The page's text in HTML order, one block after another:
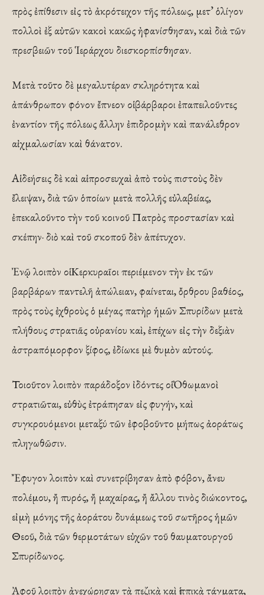
πρὸς ἐπίθεσιν εἰς τὸ ἀκρότειχον τῆς πόλεως, μετ’ ὁλίγον
πολλοὶ ἐξ αὐτῶν κακοὶ κακῶς ἠφανίσθησαν, καὶ διὰ τῶν
πρεσβειῶν τοῦ Ἱεράρχου διεσκορπίσθησαν.
Μετὰ τοῦτο δὲ μεγαλυτέραν σκληρότητα καὶ
ἀπάνθρωπον φόνον ἔπνεον οἱ βάρβαροι ἐπαπειλοῦντες
ἐναντίον τῆς πόλεως ἄλλην ἐπιδρομὴν καὶ πανάλεθρον
αἰχμαλωσίαν καὶ θάνατον.
Αἱ δεήσεις δὲ καὶ αἱ προσευχαὶ ἀπὸ τοὺς πιστοὺς δὲν
ἔλειψαν, διὰ τῶν ὁποίων μετὰ πολλῆς εὐλαβείας,
ἐπεκαλοῦντο τὴν τοῦ κοινοῦ Πατρὸς προστασίαν καὶ
σκέπην· διὸ καὶ τοῦ σκοποῦ δὲν ἀπέτυχον.
Ἐνῷ λοιπὸν οἱ Κερκυραῖοι περιέμενον τὴν ἐκ τῶν
βαρβάρων παντελῆ ἀπώλειαν, φαίνεται, ὄρθρου βαθέος,
πρὸς τοὺς ἐχθροὺς ὁ μέγας πατὴρ ἡμῶν Σπυρίδων μετὰ
πλήθους στρατιᾶς οὐρανίου καὶ, ἐπέχων εἰς τὴν δεξιὰν
ἀστραπόμορφον ξίφος, ἐδίωκε μὲ θυμὸν αὐτούς.
Τοιοῦτον λοιπὸν παράδοξον ἰδόντες οἱ Ὀθωμανοὶ
στρατιῶται, εὐθὺς ἐτράπησαν εἰς φυγήν, καὶ
συγκρουόμενοι μεταξύ τῶν ἐφοβοῦντο μήπως ἀοράτως
πληγωθῶσιν.
Ἔφυγον λοιπὸν καὶ συνετρίβησαν ἀπὸ φόβον, ἄνευ
πολέμου, ἤ πυρός, ἤ μαχαίρας, ἤ ἄλλου τινὸς διώκοντος,
εἰμὴ μόνης τῆς ἀοράτου δυνάμεως τοῦ σωτῆρος ἡμῶν
Θεοῦ, διὰ τῶν θερμοτάτων εὐχῶν τοῦ θαυματουργοῦ
Σπυρίδωνος.
Ἀφοῦ λοιπὸν ἀνεχώρησαν τὰ πεζικὰ καὶ ἱππικὰ τάγματα,